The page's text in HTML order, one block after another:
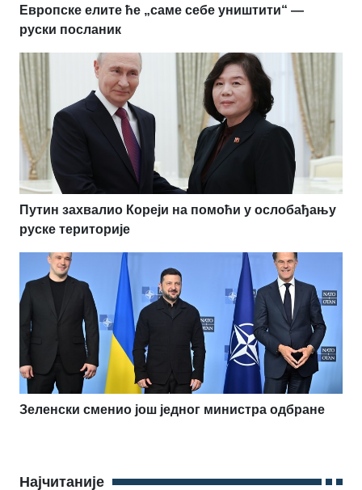
Европске елите ће „саме себе уништити“ —
руски посланик
Путин захвалио Кореји на помоћи у ослобађању
руске територије
Зеленски сменио још једног министра одбране
Најчитаније